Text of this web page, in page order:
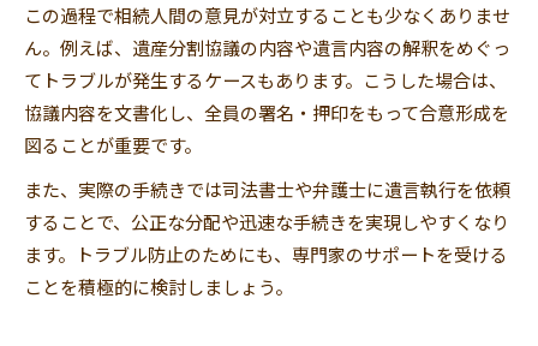
この過程で相続人間の意見が対立することも少なくありませ
ん。例えば、遺産分割協議の内容や遺言内容の解釈をめぐっ
てトラブルが発生するケースもあります。こうした場合は、
協議内容を文書化し、全員の署名・押印をもって合意形成を
図ることが重要です。
また、実際の手続きでは司法書士や弁護士に遺言執行を依頼
することで、公正な分配や迅速な手続きを実現しやすくなり
ます。トラブル防止のためにも、専門家のサポートを受ける
ことを積極的に検討しましょう。